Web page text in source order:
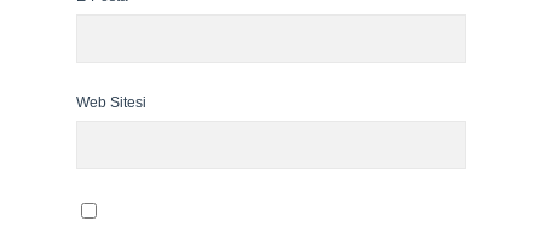
Web Sitesi